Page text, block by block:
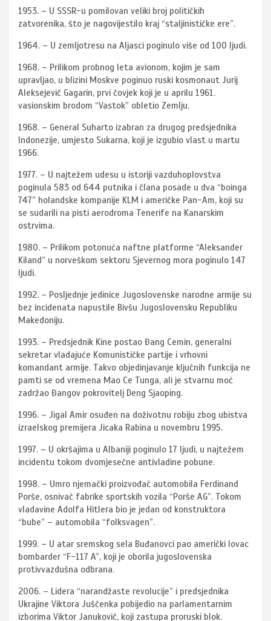
1953. – U SSSR-u pomilovan veliki broj političkih
zatvorenika, što je nagovijestilo kraj “staljinističke ere”.
1964. – U zemljotresu na Aljasci poginulo više od 100 ljudi.
1968. – Prilikom probnog leta avionom, kojim je sam
upravljao, u blizini Moskve poginuo ruski kosmonaut Jurij
Aleksejevič Gagarin, prvi čovjek koji je u aprilu 1961.
vasionskim brodom “Vastok” obletio Zemlju.
1968. – General Suharto izabran za drugog predsjednika
Indonezije, umjesto Sukarna, koji je izgubio vlast u martu
1966.
1977. – U najtežem udesu u istoriji vazduhoplovstva
poginula 583 od 644 putnika i člana posade u dva “boinga
747” holandske kompanije KLM i američke Pan-Am, koji su
se sudarili na pisti aerodroma Tenerife na Kanarskim
ostrvima.
1980. – Prilikom potonuća naftne platforme “Aleksander
Kiland” u norveškom sektoru Sjevernog mora poginulo 147
ljudi.
1992. – Posljednje jedinice Jugoslovenske narodne armije su
bez incidenata napustile Bivšu Jugoslovensku Republiku
Makedoniju.
1993. – Predsjednik Kine postao Đang Cemin, generalni
sekretar vladajuće Komunističke partije i vrhovni
komandant armije. Takvo objedinjavanje ključnih funkcija ne
pamti se od vremena Mao Ce Tunga, ali je stvarnu moć
zadržao Đangov pokrovitelj Deng Sjaoping.
1996. – Jigal Amir osuđen na doživotnu robiju zbog ubistva
izraelskog premijera Jicaka Rabina u novembru 1995.
1997. – U okršajima u Albaniji poginulo 17 ljudi, u najtežem
incidentu tokom dvomjesečne antivladine pobune.
1998. – Umro njemački proizvođač automobila Ferdinand
Porše, osnivač fabrike sportskih vozila “Porše AG”. Tokom
vladavine Adolfa Hitlera bio je jedan od konstruktora
“bube” – automobila “folksvagen”.
1999. – U atar sremskog sela Buđanovci pao američki lovac
bombarder “F-117 A”, koji je oborila jugoslovenska
protivvazdušna odbrana.
2006. – Lidera “narandžaste revolucije” i predsjednika
Ukrajine Viktora Juščenka pobijedio na parlamentarnim
izborima Viktor Janukovič, koji zastupa proruski blok.